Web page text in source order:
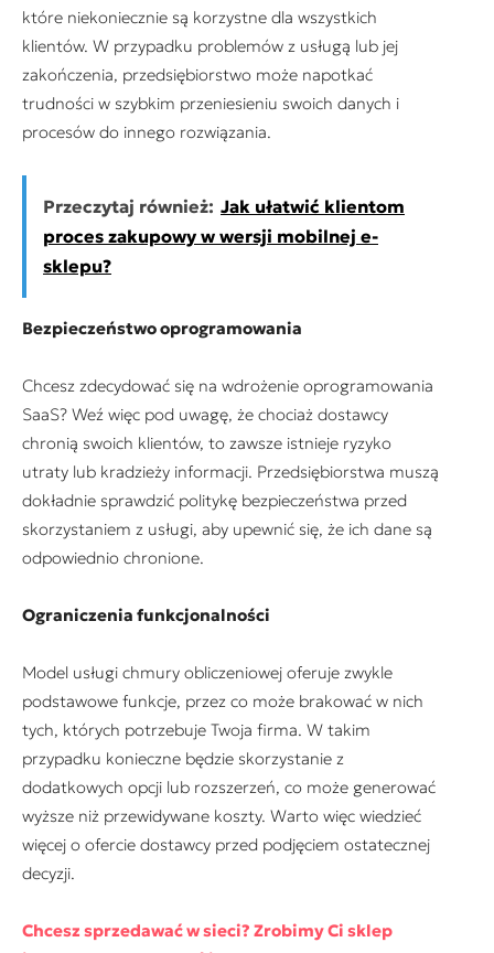
które niekoniecznie są korzystne dla wszystkich
klientów. W przypadku problemów z usługą lub jej
zakończenia, przedsiębiorstwo może napotkać
trudności w szybkim przeniesieniu swoich danych i
procesów do innego rozwiązania.
Przeczytaj również: Jak ułatwić klientom
proces zakupowy w wersji mobilnej e-
sklepu?
Bezpieczeństwo oprogramowania
Chcesz zdecydować się na wdrożenie oprogramowania
SaaS? Weź więc pod uwagę, że chociaż dostawcy
chronią swoich klientów, to zawsze istnieje ryzyko
utraty lub kradzieży informacji. Przedsiębiorstwa muszą
dokładnie sprawdzić politykę bezpieczeństwa przed
skorzystaniem z usługi, aby upewnić się, że ich dane są
odpowiednio chronione.
Ograniczenia funkcjonalności
Model usługi chmury obliczeniowej oferuje zwykle
podstawowe funkcje, przez co może brakować w nich
tych, których potrzebuje Twoja firma. W takim
przypadku konieczne będzie skorzystanie z
dodatkowych opcji lub rozszerzeń, co może generować
wyższe niż przewidywane koszty. Warto więc wiedzieć
więcej o ofercie dostawcy przed podjęciem ostatecznej
decyzji.
Chcesz sprzedawać w sieci? Zrobimy Ci sklep